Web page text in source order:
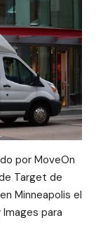
por MoveOn
Target de
Minneapolis el
para